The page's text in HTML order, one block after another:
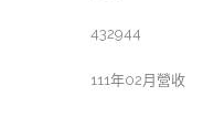
432944
111年02月營收